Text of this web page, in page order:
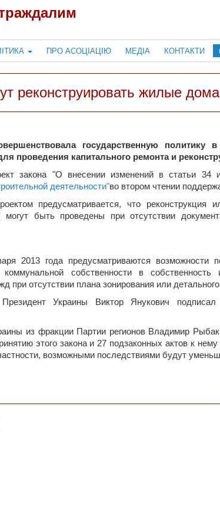
ПРО АСОЦІАЦІЮ МЕДІА КОНТАКТИ
реконструировать жилые
государственную политику
проведения капитального ремонта и
закона "О внесении изменений в статьи 34
деятельности"во втором чтении
предусматривается, что
быть проведены при отсутствии
2013 года предусматриваются возможности
коммунальной собственности в
при отсутствии плана зонирования или
Украины Виктор Янукович
из фракции Партии регионов Владимир
этого закона и 27 подзаконных актов к
возможными последствиями будут